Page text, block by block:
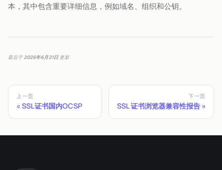
本，其中包含重要详细信息，例如域名、组织和公钥。
最后于2026年6月21日 更新
上一页
SSL证书国内OCSP
下一页
SSL 证书浏览器兼容性报告